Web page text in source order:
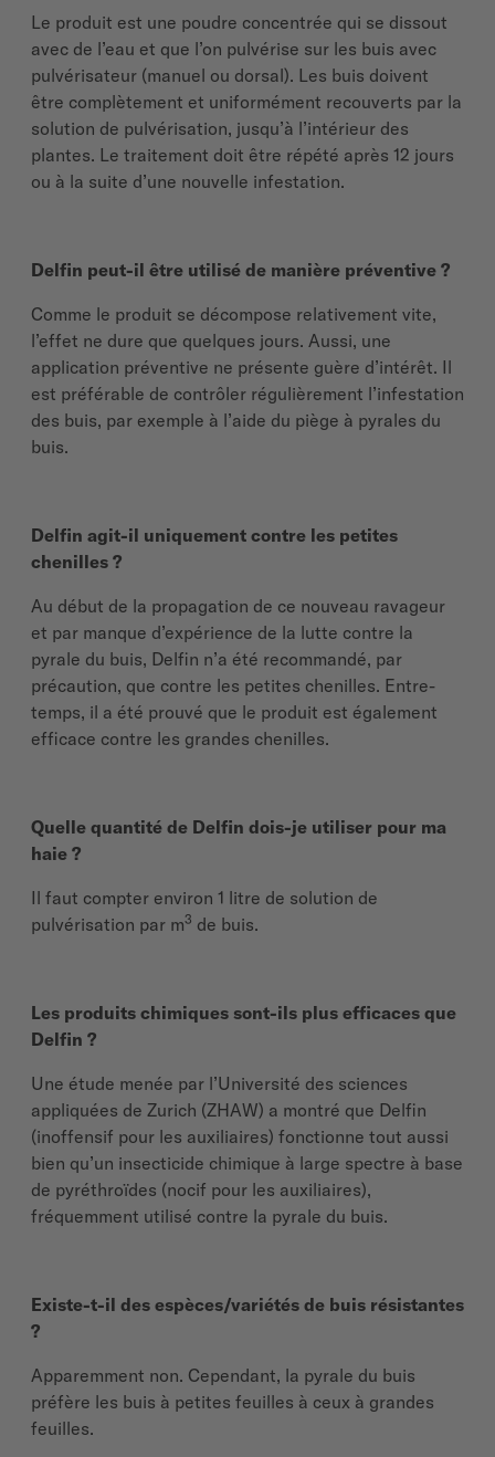
Le produit est une poudre concentrée qui se dissout
avec de l’eau et que l’on pulvérise sur les buis avec
pulvérisateur (manuel ou dorsal). Les buis doivent
être complètement et uniformément recouverts par la
solution de pulvérisation, jusqu’à l’intérieur des
plantes. Le traitement doit être répété après 12 jours
ou à la suite d’une nouvelle infestation.
Delfin peut-il être utilisé de manière préventive ?
Comme le produit se décompose relativement vite,
l’effet ne dure que quelques jours. Aussi, une
application préventive ne présente guère d’intérêt. Il
est préférable de contrôler régulièrement l’infestation
des buis, par exemple à l’aide du piège à pyrales du
buis.
Delfin agit-il uniquement contre les petites
chenilles ?
Au début de la propagation de ce nouveau ravageur
et par manque d’expérience de la lutte contre la
pyrale du buis, Delfin n’a été recommandé, par
précaution, que contre les petites chenilles. Entre-
temps, il a été prouvé que le produit est également
efficace contre les grandes chenilles.
Quelle quantité de Delfin dois-je utiliser pour ma
haie ?
Il faut compter environ 1 litre de solution de
pulvérisation par m3 de buis.
Les produits chimiques sont-ils plus efficaces que
Delfin ?
Une étude menée par l’Université des sciences
appliquées de Zurich (ZHAW) a montré que Delfin
(inoffensif pour les auxiliaires) fonctionne tout aussi
bien qu’un insecticide chimique à large spectre à base
de pyréthroïdes (nocif pour les auxiliaires),
fréquemment utilisé contre la pyrale du buis.
Existe-t-il des espèces/variétés de buis résistantes
?
Apparemment non. Cependant, la pyrale du buis
préfère les buis à petites feuilles à ceux à grandes
feuilles.